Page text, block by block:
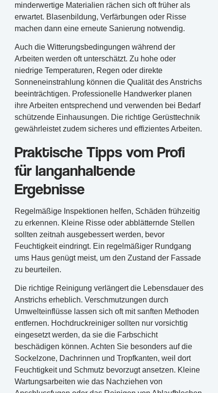
minderwertige Materialien rächen sich oft früher als
erwartet. Blasenbildung, Verfärbungen oder Risse
machen dann eine erneute Sanierung notwendig.
Auch die Witterungsbedingungen während der
Arbeiten werden oft unterschätzt. Zu hohe oder
niedrige Temperaturen, Regen oder direkte
Sonneneinstrahlung können die Qualität des Anstrichs
beeinträchtigen. Professionelle Handwerker planen
ihre Arbeiten entsprechend und verwenden bei Bedarf
schützende Einhausungen. Die richtige Gerüsttechnik
gewährleistet zudem sicheres und effizientes Arbeiten.
Praktische Tipps vom Profi
für langanhaltende
Ergebnisse
Regelmäßige Inspektionen helfen, Schäden frühzeitig
zu erkennen. Kleine Risse oder abblätternde Stellen
sollten zeitnah ausgebessert werden, bevor
Feuchtigkeit eindringt. Ein regelmäßiger Rundgang
ums Haus genügt meist, um den Zustand der Fassade
zu beurteilen.
Die richtige Reinigung verlängert die Lebensdauer des
Anstrichs erheblich. Verschmutzungen durch
Umwelteinflüsse lassen sich oft mit sanften Methoden
entfernen. Hochdruckreiniger sollten nur vorsichtig
eingesetzt werden, da sie die Farbschicht
beschädigen können. Achten Sie besonders auf die
Sockelzone, Dachrinnen und Tropfkanten, weil dort
Feuchtigkeit und Schmutz bevorzugt ansetzen. Kleine
Wartungsarbeiten wie das Nachziehen von